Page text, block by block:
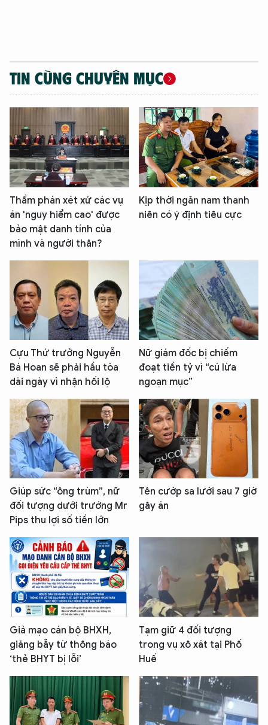
TIN CÙNG CHUYÊN MỤC
Thẩm phán xét xử các vụ
án 'nguy hiểm cao' được
bảo mật danh tính của
mình và người thân?
Kịp thời ngăn nam thanh
niên có ý định tiêu cực
Cựu Thứ trưởng Nguyễn
Bá Hoan sẽ phải hầu tòa
dài ngày vì nhận hối lộ
Nữ giám đốc bị chiếm
đoạt tiền tỷ vì “cú lừa
ngoạn mục”
Giúp sức “ông trùm”, nữ
đối tượng dưới trướng Mr
Pips thu lợi số tiền lớn
Tên cướp sa lưới sau 7 giờ
gây án
Giả mạo cán bộ BHXH,
giăng bẫy từ thông báo
‘thẻ BHYT bị lỗi’
Tạm giữ 4 đối tượng
trong vụ xô xát tại Phố
Huế